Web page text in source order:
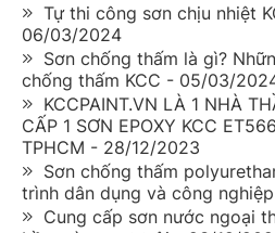
Tự thi công sơn chịu nhiệt
06/03/2024
Sơn chống thấm là gì?
chống thấm KCC - 05/03/
KCCPAINT.VN LÀ 1 NHÀ
CẤP 1 SƠN EPOXY KCC
TPHCM - 28/12/2023
Sơn chống thấm
trình dân dụng và công
Cung cấp sơn nước ngoại